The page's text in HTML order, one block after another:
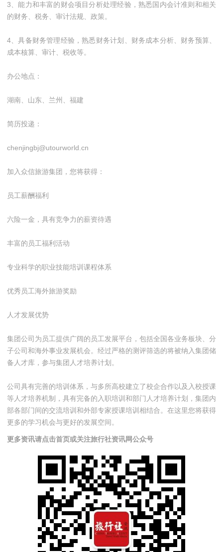
3、能力和丰富的财会项目分析处理经验，熟悉国内会计准则和相关
的财务、税务、审计法规、政策。
4、具备财务管理经验，熟悉财务计划、财务成本分析、财务预算、
成本核算、审计、税收等。
办公地点：
湖南、山东、兰州、福建
简历投递：
chenjingbj@utourworld.cn
加入众信旅游集团，您将获得：
员工薪酬福利
六险一金，具有竞争力的薪资待遇
丰富的员工福利活动
专业科学的职业技能培训课程体系
优秀员工海外旅游奖励
人才发展优势
集团公司为员工提供广阔的员工发展平台，包括全国各业务板块、分
子公司和海外事业发展机会。经过严格的测评筛选的将被纳入集团储
备人才库，参与集团人才培养计划。
公司具有完善的培训体系，与多所高校建立了校企合作以及入校授课
等人才培养机制，具有完备的入职培训和部门人才培养计划，集团内
部各部门间的交流培训和外部专家授课培训相结合。在这里您将获得
更多的学习机会与更好的发展空间。
更多资讯请点击首页或关注旅行社资讯网公众号